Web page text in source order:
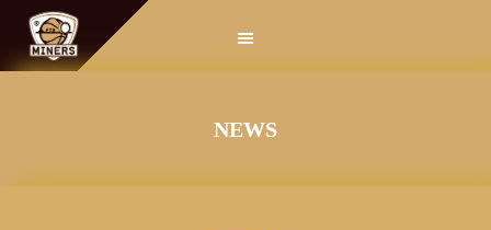
Springe
zum
Inhalt
NEWS